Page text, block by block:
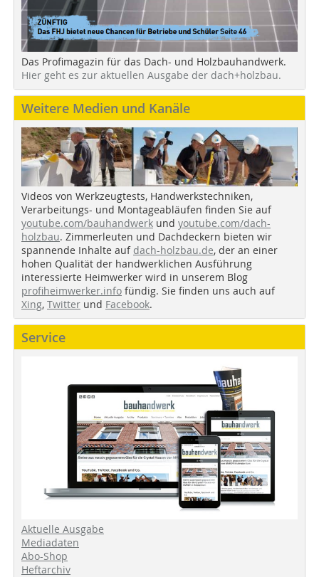
Das Profimagazin für das Dach- und Holzbauhandwerk.
Hier geht es zur aktuellen Ausgabe der dach+holzbau.
Weitere Medien und Kanäle
Videos von Werkzeugtests, Handwerkstechniken,
Verarbeitungs- und Montageabläufen finden Sie auf
youtube.com/bauhandwerk und youtube.com/dach-
holzbau. Zimmerleuten und Dachdeckern bieten wir
spannende Inhalte auf dach-holzbau.de, der an einer
hohen Qualität der handwerklichen Ausführung
interessierte Heimwerker wird in unserem Blog
profiheimwerker.info fündig. Sie finden uns auch auf
Xing, Twitter und Facebook.
Service
Aktuelle Ausgabe
Mediadaten
Abo-Shop
Heftarchiv